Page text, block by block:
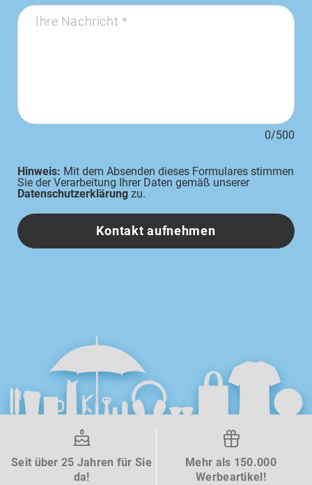
Ihre Nachricht *
0/500
Hinweis: Mit dem Absenden dieses Formulares stimmen
Sie der Verarbeitung Ihrer Daten gemäß unserer
Datenschutzerklärung zu.
Kontakt aufnehmen
Seit über 25 Jahren für Sie
da!
Mehr als 150.000
Werbeartikel!